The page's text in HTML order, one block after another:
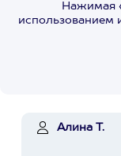
Нажимая
использованием
Алина Т.